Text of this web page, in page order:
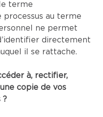
terme
processus au terme
ne permet
directement
il se rattache.
à, rectifier,
copie de vos
?